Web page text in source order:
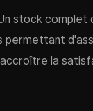
stock complet
permettant
la